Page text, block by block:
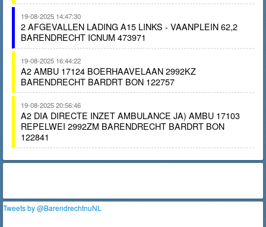
19-08-2025 14:47:30
2 AFGEVALLEN LADING A15 LINKS - VAANPLEIN 62,2
BARENDRECHT ICNUM 473971
19-08-2025 16:44:22
A2 AMBU 17124 BOERHAAVELAAN 2992KZ
BARENDRECHT BARDRT BON 122757
19-08-2025 20:56:46
A2 DIA DIRECTE INZET AMBULANCE JA) AMBU 17103
REPELWEI 2992ZM BARENDRECHT BARDRT BON
122841
Tweets by @BarendrechtnuNL